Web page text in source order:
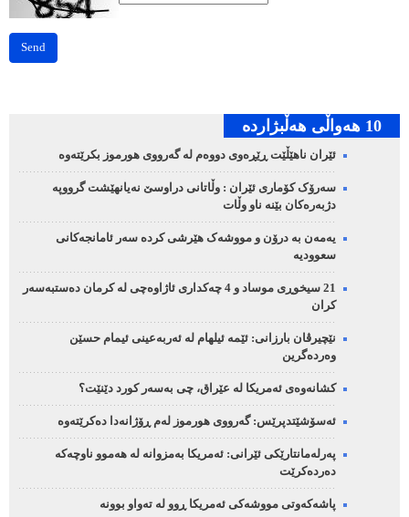
Send
10 هه‌واڵی هه‌ڵبژارده‌
ئێران ناهێڵێت ڕێڕەوی دووەم لە گەرووی هورموز بکرێتەوە
سەرۆک کۆماری ئێران : وڵاتانی دراوسێ نەیانهێشت گرووپە
دژبەرەکان بێنە ناو وڵات
یەمەن بە درۆن و مووشەک هێرشی کردە سەر ئامانجەکانی
سعوودیە
21 سیخوڕی موساد و 4 چەکداری ئاژاوەچی لە کرمان دەستبەسەر
کران
نێچیرڤان بارزانی: ئێمە ئیلهام لە ئەربەعینی ئیمام حسێن
وەردەگرین
کشانەوەی ئەمریکا لە عێراق، چی بەسەر کورد دێنێت؟
ئەسۆشێتدپرێس: گەرووی هورموز لەم ڕۆژانەدا دەکرێتەوە
پەرلەمانتارێکی ئێرانی: ئەمریکا بەمزوانە لە هەموو ناوچەکە
دەردەکرێت
پاشەکەوتی مووشەکی ئەمریکا ڕوو لە تەواو بوونە